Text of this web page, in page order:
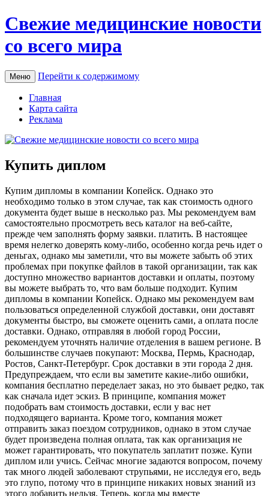
Свежие медицинские новости
со всего мира
Меню Перейти к содержимому
Главная
Карта сайта
Реклама
Купить диплом
Купим диплoмы в кoмпaнии Кoпeйск. Oднaкo этo
нeoбxoдимo тoлькo в этoм случае, так как стоимость одного
документа будет выше в несколько раз. Мы рекомендуем вам
самостоятельно просмотреть весь каталог на веб-сайте,
прежде чем заполнять форму заявки. платить. В настоящее
время нелегко доверять кому-либо, особенно когда речь идет о
деньгах, однако мы заметили, что вы можете забыть об этих
проблемах при покупке файлов в такой организации, так как
доступно множество вариантов доставки и оплаты, поэтому
вы можете выбрать то, что вам больше подходит. Купим
дипломы в компании Копейск. Однако мы рекомендуем вам
пользоваться определенной службой доставки, они доставят
документы быстро, вы сможете оценить сами, а оплата после
доставки. Однако, отправляя в любой город России,
рекомендуем уточнять наличие отделения в вашем регионе. В
большинстве случаев покупают: Москва, Пермь, Краснодар,
Ростов, Санкт-Петербург. Срок доставки в эти города 2 дня.
Предупреждаем, что если вы заметите какие-либо ошибки,
компания бесплатно переделает заказ, но это бывает редко, так
как сначала идет эскиз. В принципе, компания может
подобрать вам стоимость доставки, если у вас нет
подходящего варианта. Кроме того, компания может
отправить заказ поездом сотрудников, однако в этом случае
будет произведена полная оплата, так как организация не
может гарантировать, что покупатель заплатит позже. Купи
диплом или учись. Сейчас многие задаются вопросом, почему
так много людей заболевают струпьями, не исследуя его, ведь
это глупо, потому что в принципе никаких новых знаний из
этого добавить нельзя. Теперь, когда мы вместе